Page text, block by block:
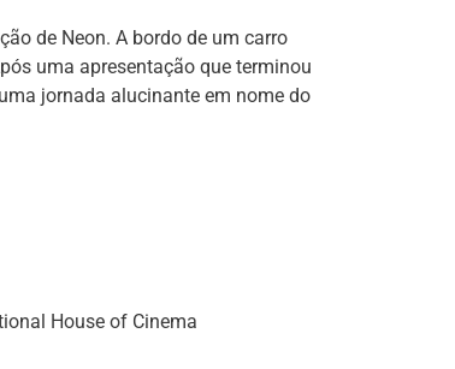
de Neon. A bordo de um carro
uma apresentação que terminou
jornada alucinante em nome do
House of Cinema